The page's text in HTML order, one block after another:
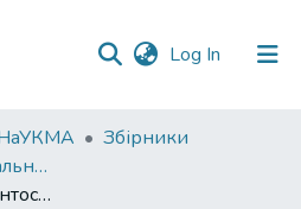
Log In (current)
Збірники
Менеджмент : навчальний посібник
Управління конкурентоспроможністю організації